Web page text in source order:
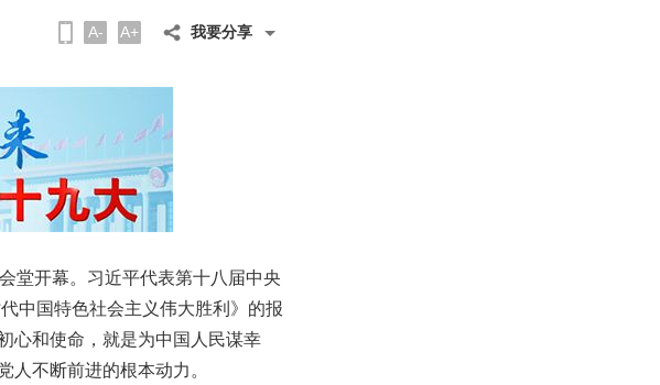
A- A+ 我要分享
开幕。习近平代表第十八届中央
中国特色社会主义伟大胜利》的报
心和使命，就是为中国人民谋幸
人不断前进的根本动力。